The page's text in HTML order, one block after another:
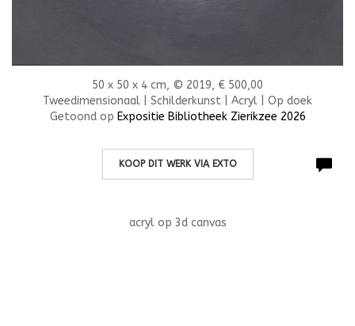
50 x 50 x 4 cm, © 2019, € 500,00
Tweedimensionaal | Schilderkunst | Acryl | Op doek
Getoond op Expositie Bibliotheek Zierikzee 2026
KOOP DIT WERK VIA EXTO
acryl op 3d canvas